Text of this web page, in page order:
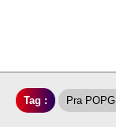
Tag : Pra